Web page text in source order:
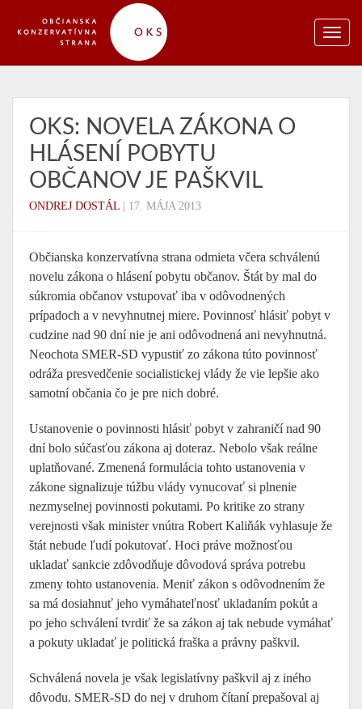
OKS: NOVELA ZÁKONA O
HLÁSENÍ POBYTU
OBČANOV JE PAŠKVIL
ONDREJ DOSTÁL 17. MÁJA 2013
Občianska konzervatívna strana odmieta včera schválenú
novelu zákona o hlásení pobytu občanov. Štát by mal do
súkromia občanov vstupovať iba v odôvodnených
prípadoch a v nevyhnutnej miere. Povinnosť hlásiť pobyt v
cudzine nad 90 dní nie je ani odôvodnená ani nevyhnutná.
Neochota SMER-SD vypustiť zo zákona túto povinnosť
odráža presvedčenie socialistickej vlády že vie lepšie ako
samotní občania čo je pre nich dobré.
Ustanovenie o povinnosti hlásiť pobyt v zahraničí nad 90
dní bolo súčasťou zákona aj doteraz. Nebolo však reálne
uplatňované. Zmenená formulácia tohto ustanovenia v
zákone signalizuje túžbu vlády vynucovať si plnenie
nezmyselnej povinnosti pokutami. Po kritike zo strany
verejnosti však minister vnútra Robert Kaliňák vyhlasuje že
štát nebude ľudí pokutovať. Hoci práve možnosťou
ukladať sankcie zdôvodňuje dôvodová správa potrebu
zmeny tohto ustanovenia. Meniť zákon s odôvodnením že
sa má dosiahnuť jeho vymáhateľnosť ukladaním pokút a
po jeho schválení tvrdiť že sa zákon aj tak nebude vymáhať
a pokuty ukladať je politická fraška a právny paškvil.
Schválená novela je však legislatívny paškvil aj z iného
dôvodu. SMER-SD do nej v druhom čítaní prepašoval aj